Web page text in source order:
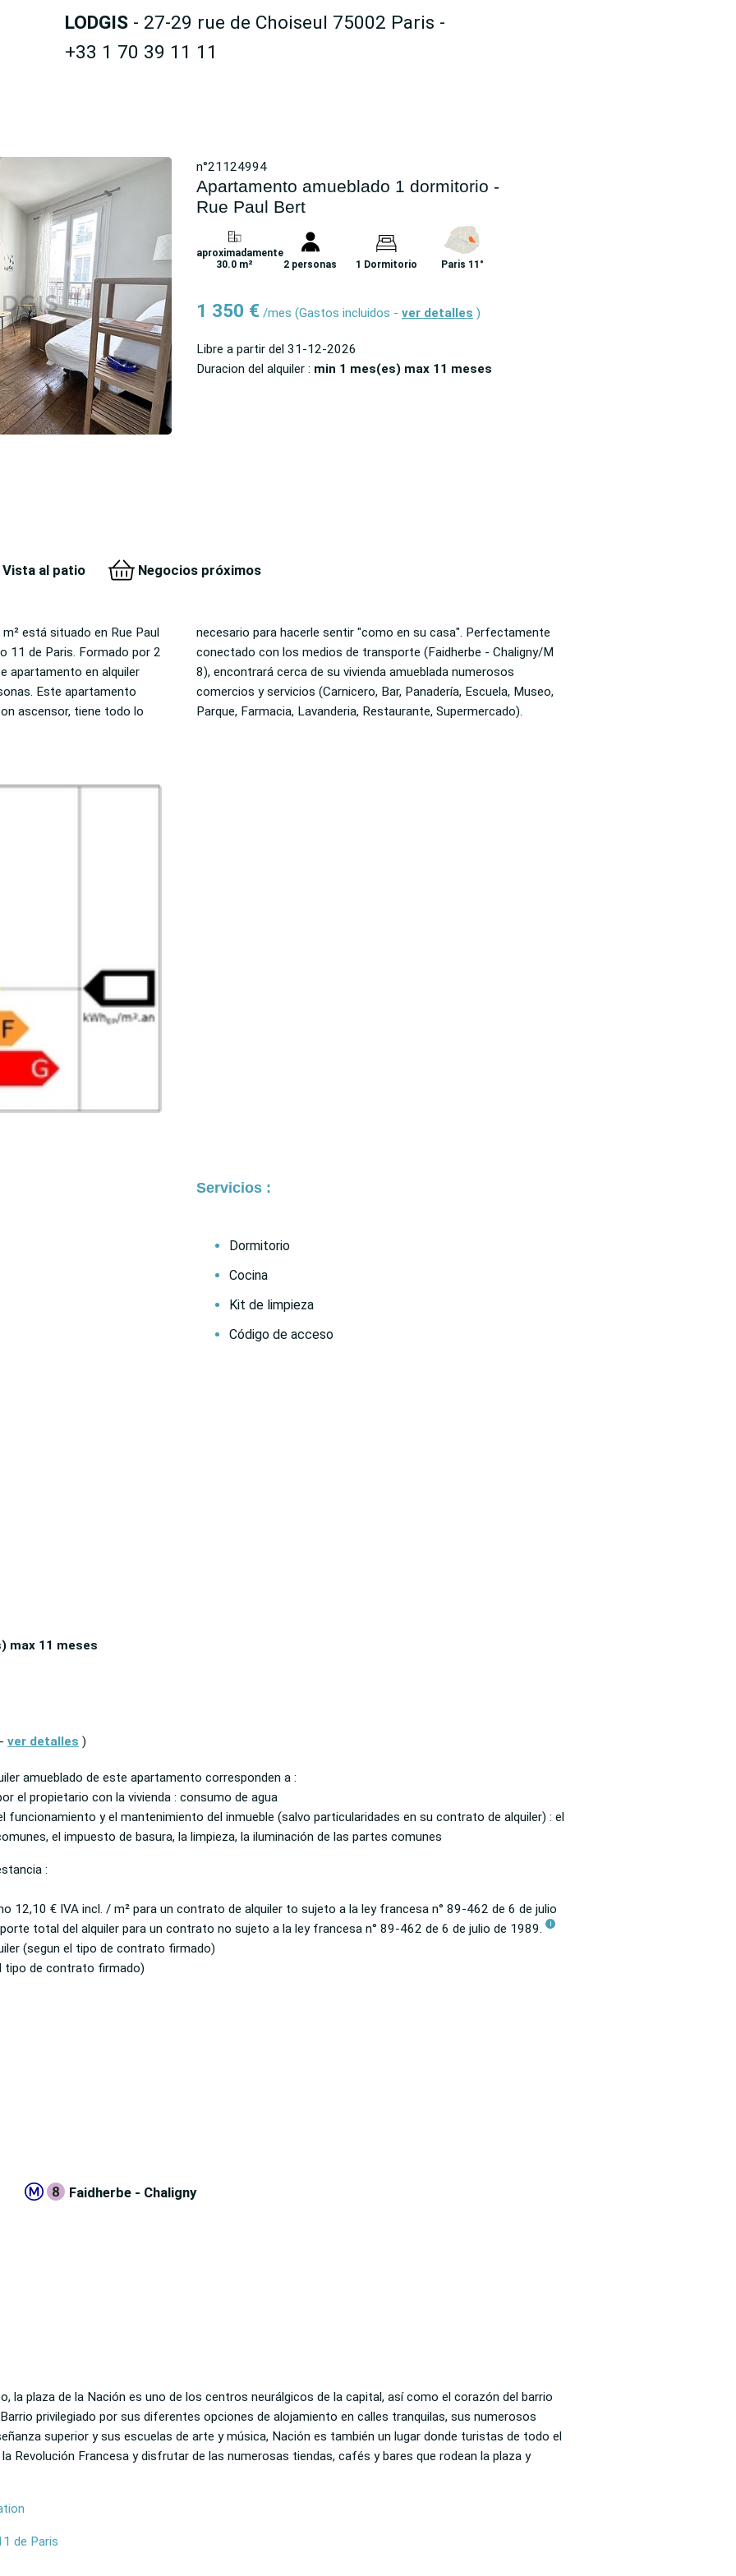
LODGIS- 27-29 rue de Choiseul 75002 Paris -
+33 1 70 39 11 11
n°21124994
Apartamento amueblado 1 dormitorio -
Rue Paul Bert
aproximadamente
30.0 m²
2 personas 1 Dormitorio Paris 11°
1 350 € /mes (Gastos incluidos - ver detalles )
Libre a partir del 31-12-2026
Duracion del alquiler : min 1 mes(es) max 11 meses
Vista al patio Negocios próximos
está situado en Rue Paul
en su casa". Perfectamente
Museo,
Parque, Farmacia, Lavanderia, Restaurante, Supermercado).
Servicios :
Dormitorio
Cocina
Kit de limpieza
Código de acceso
max 11 meses
ver detalles )
amueblado de este apartamento corresponden a :
el propietario con la vivienda : consumo de agua
funcionamiento y el mantenimiento del inmueble (salvo particularidades en su contrato de alquiler) : el
el impuesto de basura, la limpieza, la iluminación de las partes comunes
:
12,10 € IVA incl. / m² para un contrato de alquiler to sujeto a la ley francesa n° 89-462 de 6 de julio
total del alquiler para un contrato no sujeto a la ley francesa n° 89-462 de 6 de julio de 1989.
i
(segun el tipo de contrato firmado)
tipo de contrato firmado)
Faidherbe - Chaligny
la plaza de la Nación es uno de los centros neurálgicos de la capital, así como el corazón del barrio
privilegiado por sus diferentes opciones de alojamiento en calles tranquilas, sus numerosos
superior y sus escuelas de arte y música, Nación es también un lugar donde turistas de todo el
Revolución Francesa y disfrutar de las numerosas tiendas, cafés y bares que rodean la plaza y
de Paris